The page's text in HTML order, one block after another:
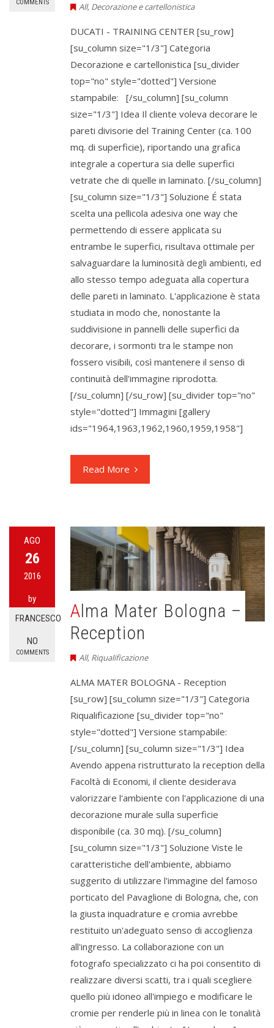
COMMENTS All, Decorazione e cartellonistica
DUCATI - TRAINING CENTER [su_row]
[su_column size="1/3"] Categoria
Decorazione e cartellonistica [su_divider
top="no" style="dotted"] Versione
stampabile: [/su_column] [su_column
size="1/3"] Idea Il cliente voleva decorare le
pareti divisorie del Training Center (ca. 100
mq. di superficie), riportando una grafica
integrale a copertura sia delle superfici
vetrate che di quelle in laminato. [/su_column]
[su_column size="1/3"] Soluzione É stata
scelta una pellicola adesiva one way che
permettendo di essere applicata su
entrambe le superfici, risultava ottimale per
salvaguardare la luminosità degli ambienti, ed
allo stesso tempo adeguata alla copertura
delle pareti in laminato. L'applicazione è stata
studiata in modo che, nonostante la
suddivisione in pannelli delle superfici da
decorare, i sormonti tra le stampe non
fossero visibili, così mantenere il senso di
continuità dell'immagine riprodotta.
[/su_column] [/su_row] [su_divider top="no"
style="dotted"] Immagini [gallery
ids="1964,1963,1962,1960,1959,1958"]
Read More
AGO
26
2016
by
FRANCESCO
NO
COMMENTS
Alma Mater Bologna –
Reception
All, Riqualificazione
ALMA MATER BOLOGNA - Reception
[su_row] [su_column size="1/3"] Categoria
Riqualificazione [su_divider top="no"
style="dotted"] Versione stampabile:
[/su_column] [su_column size="1/3"] Idea
Avendo appena ristrutturato la reception della
Facoltà di Economi, il cliente desiderava
valorizzare l'ambiente con l'applicazione di una
decorazione murale sulla superficie
disponibile (ca. 30 mq). [/su_column]
[su_column size="1/3"] Soluzione Viste le
caratteristiche dell'ambiente, abbiamo
suggerito di utilizzare l'immagine del famoso
porticato del Pavaglione di Bologna, che, con
la giusta inquadrature e cromia avrebbe
restituito un'adeguato senso di accoglienza
all'ingresso. La collaborazione con un
fotografo specializzato ci ha poi consentito di
realizzare diversi scatti, tra i quali scegliere
quello più idoneo all'impiego e modificare le
cromie per renderle più in linea con le tonalità